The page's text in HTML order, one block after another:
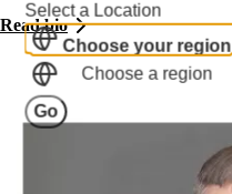
Read bio
Select a Location
Choose your region
Choose a region
Go